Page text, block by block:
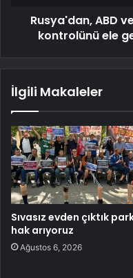
Rusya'dan, ABD
kontrolünü ele
İlgili Makaleler
Sıvasız evden çıktık
hak arıyoruz
Ağustos 6, 2026